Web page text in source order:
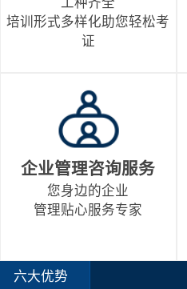
工种齐全
培训形式多样化助您轻松考
证
企业管理咨询服务
您身边的企业
管理贴心服务专家
六大优势